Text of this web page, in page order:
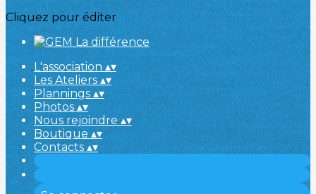
Cliquez pour éditer
L'association▴▾
Les Ateliers▴▾
Plannings▴▾
Photos▴▾
Nous rejoindre▴▾
Boutique▴▾
Contacts▴▾